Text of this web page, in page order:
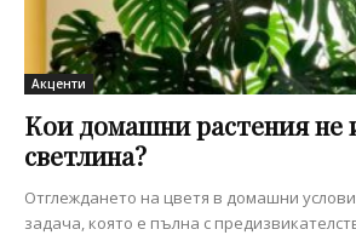
Акценти
Кои домашни растения не
светлина?
Отглеждането на цветя в домашни
задача, която е пълна с